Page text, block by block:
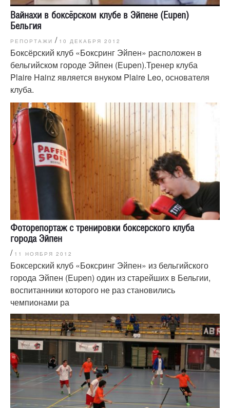
Вайнахи в боксёрском клубе в Эйпене (Eupen)
Бельгия
РЕПОРТАЖИ / 10 ДЕКАБРЯ 2012
Боксёрский клуб «Боксринг Эйпен» расположен в
бельгийском городе Эйпен (Eupen).Тренер клуба
Plaire Hainz является внуком Plaire Leo, основателя
клуба.
Фоторепортаж с тренировки боксерского клуба
города Эйпен
/ 11 НОЯБРЯ 2012
Боксерский клуб «Боксринг Эйпен» из бельгийского
города Эйпен (Eupen) один из старейших в Бельгии,
воспитанники которого не раз становились
чемпионами ра